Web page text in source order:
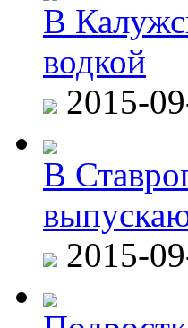
В
водкой
2015-
В
2015-